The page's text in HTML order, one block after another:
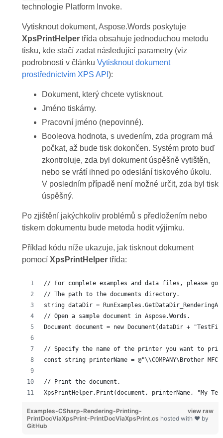
technologie Platform Invoke.
Vytisknout dokument, Aspose.Words poskytuje
XpsPrintHelpertřída obsahuje jednoduchou metodu
tisku, kde stačí zadat následující parametry (viz
podrobnosti v článku Vytisknout dokument
prostřednictvím XPS API ):
Dokument, který chcete vytisknout.
Jméno tiskárny.
Pracovní jméno (nepovinné).
Booleova hodnota, s uvedením, zda program má
počkat, až bude tisk dokončen. Systém proto buď
zkontroluje, zda byl dokument úspěšně vytištěn,
nebo se vrátí ihned po odeslání tiskového úkolu.
V posledním případě není možné určit, zda byl tisk
úspěšný.
Po zjištění jakýchkoliv problémů s předložením nebo
tiskem dokumentu bude metoda hodit výjimku.
Příklad kódu níže ukazuje, jak tisknout dokument
pomocí XpsPrintHelpertřída:
// For complete examples and data files, please go
// The path to the documents directory.
string dataDir =
// Open a sample document in Aspose.Words.
Document document = new Document(dataDir +
// Specify the name of the printer you want to
const string printerName = @"\\COMPANY\Brother
// Print the document.
XpsPrintHelper.Print(document, printerName, "My
view raw
Examples-CSharp-Rendering-Printing-
PrintDocViaXpsPrint-PrintDocViaXpsPrint.cs hosted with ❤ by
GitHub